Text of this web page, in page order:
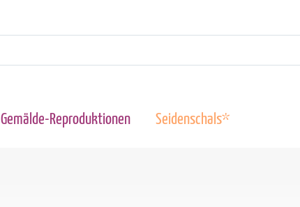
Gemälde-Reproduktionen Seidenschals*